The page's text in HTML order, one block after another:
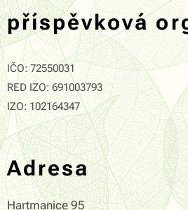
příspěvková
IČO: 72550031
RED IZO: 691003793
IZO: 102164347
Adresa
Hartmanice 95